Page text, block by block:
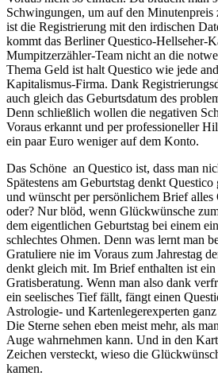
Schwingungen, um auf den
ist die Registrierung mit den irdischen
kommt das Berliner Questico-Hellseher-
Mumpitzerzähler-Team nicht an die
Thema Geld ist halt Questico wie jede
Kapitalismus-Firma. Dank
auch gleich das Geburtsdatum des
Denn schließlich wollen die negativen
Voraus erkannt und per professioneller
ein paar Euro weniger auf dem Konto.
Das Schöne an Questico ist, dass man
Spätestens am Geburtstag denkt
und wünscht per persönlichem Brief alles
oder? Nur blöd, wenn Glückwünsche
dem eigentlichen Geburtstag bei einem
schlechtes Ohmen. Denn was lernt man
Gratuliere nie im Voraus zum Jahrestag
denkt gleich mit. Im Brief enthalten ist
Gratisberatung. Wenn man also dank
ein seelisches Tief fällt, fängt einen
Astrologie- und Kartenlegerexperten
Die Sterne sehen eben meist mehr, als
Auge wahrnehmen kann. Und in den
Zeichen versteckt, wieso die
kamen.